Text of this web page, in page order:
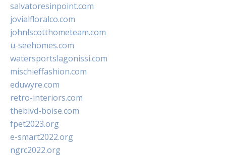
salvatoresinpoint.com
jovialfloralco.com
johnlscotthometeam.com
u-seehomes.com
watersportslagonissi.com
mischieffashion.com
eduwyre.com
retro-interiors.com
theblvd-boise.com
fpet2023.org
e-smart2022.org
ngrc2022.org